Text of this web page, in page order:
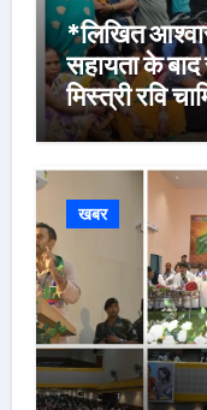
*लिखित
सहायता के
मिस्त्री रवि
नौकरी की मांग*
खबर